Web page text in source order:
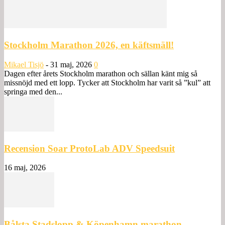
Stockholm Marathon 2026, en käftsmäll!
Mikael Tisjö - 31 maj, 2026 0
Dagen efter årets Stockholm marathon och sällan känt mig så
missnöjd med ett lopp. Tycker att Stockholm har varit så ”kul” att
springa med den...
Recension Soar ProtoLab ADV Speedsuit
16 maj, 2026